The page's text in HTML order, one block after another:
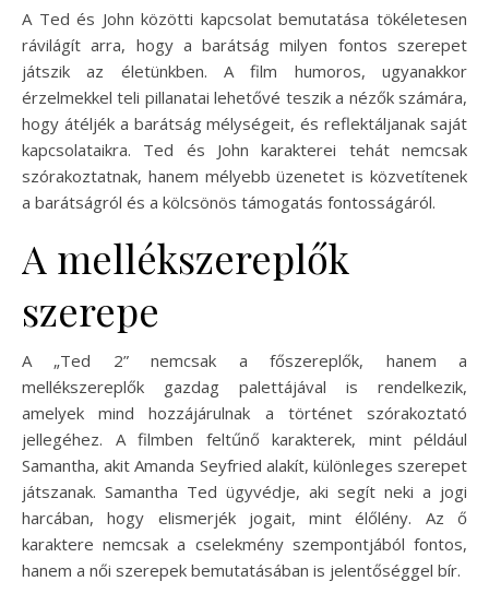
A Ted és John közötti kapcsolat bemutatása tökéletesen
rávilágít arra, hogy a barátság milyen fontos szerepet
játszik az életünkben. A film humoros, ugyanakkor
érzelmekkel teli pillanatai lehetővé teszik a nézők számára,
hogy átéljék a barátság mélységeit, és reflektáljanak saját
kapcsolataikra. Ted és John karakterei tehát nemcsak
szórakoztatnak, hanem mélyebb üzenetet is közvetítenek
a barátságról és a kölcsönös támogatás fontosságáról.
A mellékszereplők
szerepe
A „Ted 2” nemcsak a főszereplők, hanem a
mellékszereplők gazdag palettájával is rendelkezik,
amelyek mind hozzájárulnak a történet szórakoztató
jellegéhez. A filmben feltűnő karakterek, mint például
Samantha, akit Amanda Seyfried alakít, különleges szerepet
játszanak. Samantha Ted ügyvédje, aki segít neki a jogi
harcában, hogy elismerjék jogait, mint élőlény. Az ő
karaktere nemcsak a cselekmény szempontjából fontos,
hanem a női szerepek bemutatásában is jelentőséggel bír.